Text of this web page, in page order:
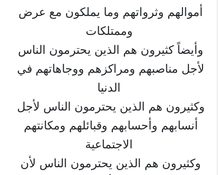
أموالهم وثرواتهم وما يملكون مع عرض
وممتلكات
وأيضاً كثيرون هم الذين يحترمون الناس
لأجل مناصبهم ومراكزهم ووجاهاتهم في
الدنيا
وكثيرون هم الذين يحترمون الناس لأجل
أنسابهم وأحسابهم وقبائلهم ومكانتهم
الاجتماعية
وكثيرون هم الذين يحترمون الناس لأن